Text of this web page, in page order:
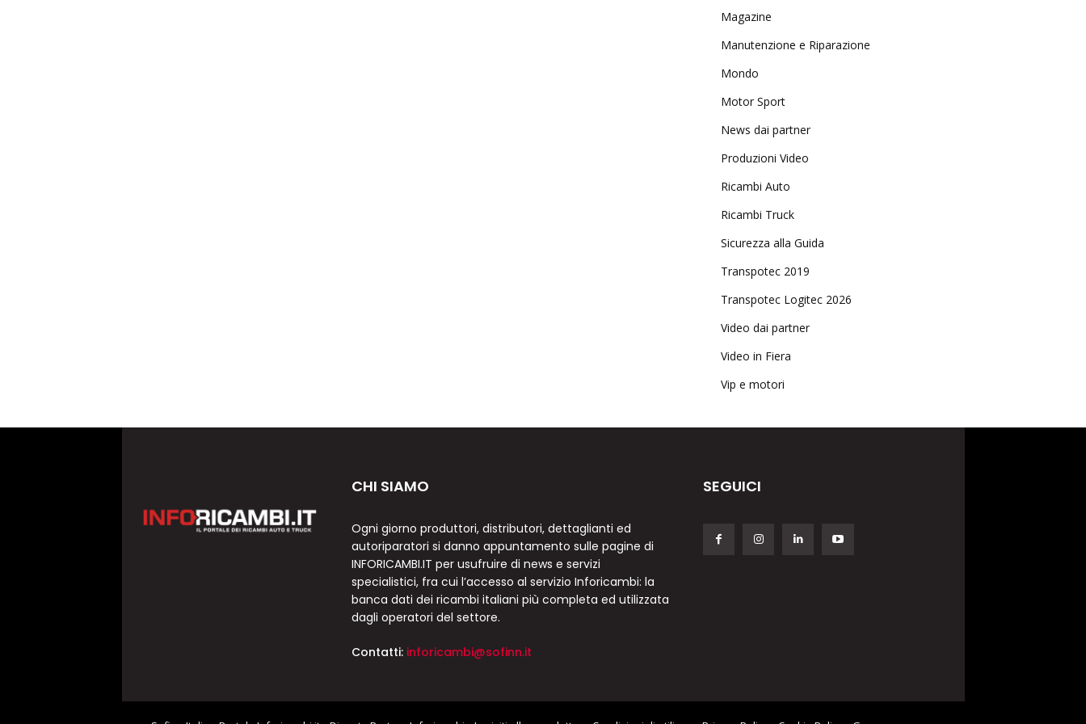
Magazine
Manutenzione e Riparazione
Mondo
Motor Sport
News dai partner
Produzioni Video
Ricambi Auto
Ricambi Truck
Sicurezza alla Guida
Transpotec 2019
Transpotec Logitec 2026
Video dai partner
Video in Fiera
Vip e motori
CHI SIAMO
Ogni giorno produttori, distributori, dettaglianti ed
autoriparatori si danno appuntamento sulle pagine di
INFORICAMBI.IT per usufruire di news e servizi
specialistici, fra cui l’accesso al servizio Inforicambi: la
banca dati dei ricambi italiani più completa ed utilizzata
dagli operatori del settore.
Contatti: inforicambi@sofinn.it
SEGUICI